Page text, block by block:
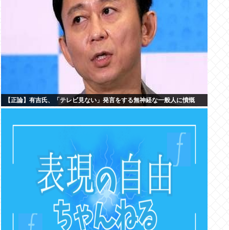
【正論】有吉氏、「テレビ見ない」発言をする無神経な一般人に憤慨